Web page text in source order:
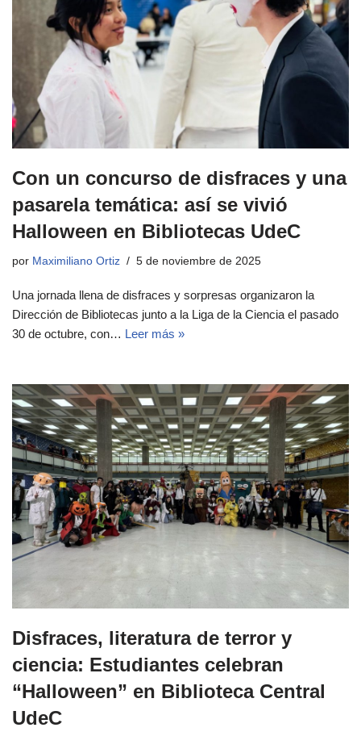
Con un concurso de disfraces y una
pasarela temática: así se vivió
Halloween en Bibliotecas UdeC
por Maximiliano Ortiz 5 de noviembre de 2025
Una jornada llena de disfraces y sorpresas organizaron la
Dirección de Bibliotecas junto a la Liga de la Ciencia el pasado
30 de octubre, con… Leer más »
Disfraces, literatura de terror y
ciencia: Estudiantes celebran
“Halloween” en Biblioteca Central
UdeC